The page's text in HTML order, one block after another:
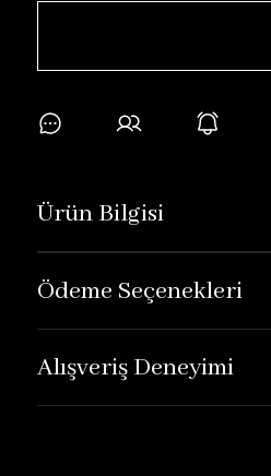
Ürün Bilgisi
Ödeme Seçenekleri
Alışveriş Deneyimi